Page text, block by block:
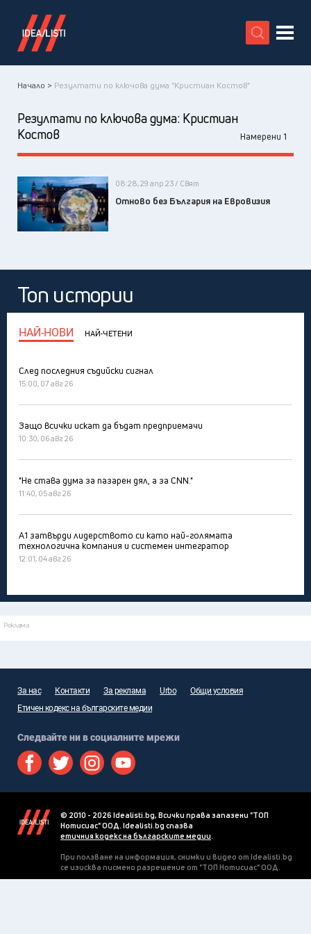
X
Начало > Резултати по ключова дума "Кристиан Костов"
Резултати по ключова дума: Кристиан
Костов
Намерени 1
08:28, 29 апр 23 / Свят
Отново без България на Евровизия
Топ истории
НАЙ-НОВИ НАЙ-ЧЕТЕНИ
След последния съдийски сигнал
15:00, 07 авг 26
Защо всички искат да бъдат предприемачи
10:30, 06 авг 26
"Не става дума за пазарен дял, а за CNN."
11:40, 05 авг 26
А1 затвърди лидерството си като най-голямата
технологична компания и системен интегратор
12:01, 04 авг 26
Реклама
За нас Контакти За реклама Urbo
Общи условия
Етичен кодекс на българските медии
Следвайте ни в социалните мрежи
© 2010 - 2026 Idealisti.bg, Всички права запазени "ТОП
Нотисиас" ООД. Idealisti.bg спазва
етичния кодекс на българските медии.
При ползване на информация, снимки и видео от Idealisti.bg
се изисква писмено разрешение от "ТОП Нотисиас" ООД.